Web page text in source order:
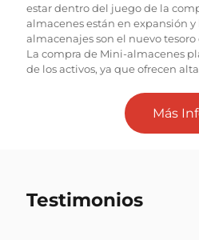
estar dentro del juego de la
almacenes están en expansión y
almacenajes son el nuevo
La compra de Mini-almacenes
de los activos, ya que ofrecen
Más
Testimonios